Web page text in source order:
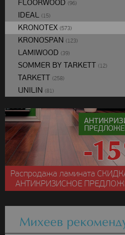
FLOORWOOD (96)
IDEAL (15)
KRONOTEX (573)
KRONOSPAN (123)
LAMIWOOD (39)
SOMMER BY TARKETT (12)
TARKETT (258)
UNILIN (81)
Распродажа ламината
АНТИКРИЗИСНОЕ
Михеев